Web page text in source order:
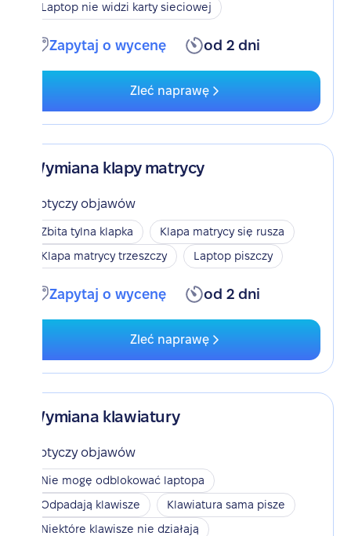
Laptop nie widzi karty sieciowej
Zapytaj o wycenę od 2 dni
Zleć naprawę
Wymiana klapy matrycy
Dotyczy objawów
Zbita tylna klapka
Klapa matrycy się rusza
Klapa matrycy trzeszczy
Laptop piszczy
Zapytaj o wycenę od 2 dni
Zleć naprawę
Wymiana klawiatury
Dotyczy objawów
Nie mogę odblokować laptopa
Odpadają klawisze
Klawiatura sama pisze
Niektóre klawisze nie działają